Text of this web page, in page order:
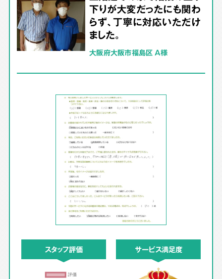
下りが大変だったにも関わ
らず、丁寧に対応いただけ
ました。
大阪府大阪市福島区 A様
スタッフ評価 サービス満足度